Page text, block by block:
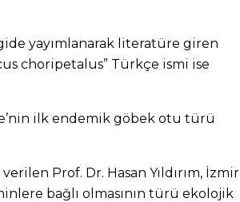
yayımlanarak literatüre giren
choripetalus” Türkçe ismi ise
ilk endemik göbek otu türü
Prof. Dr. Hasan Yıldırım, İzmir
bağlı olmasının türü ekolojik